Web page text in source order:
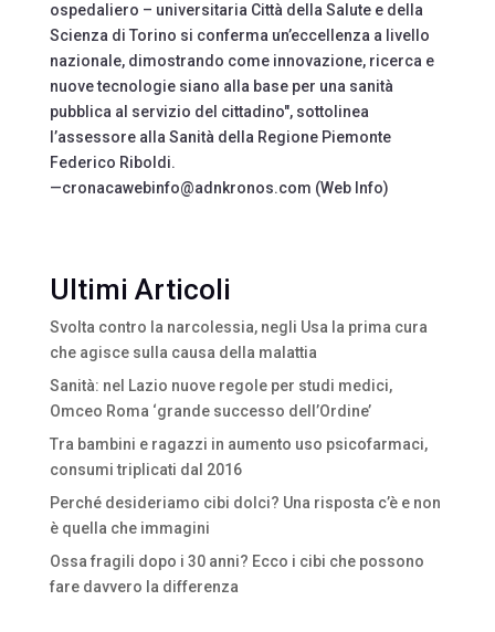
ospedaliero – universitaria Città della Salute e della
Scienza di Torino si conferma un’eccellenza a livello
nazionale, dimostrando come innovazione, ricerca e
nuove tecnologie siano alla base per una sanità
pubblica al servizio del cittadino", sottolinea
l’assessore alla Sanità della Regione Piemonte
Federico Riboldi.
—cronacawebinfo@adnkronos.com (Web Info)
Ultimi Articoli
Svolta contro la narcolessia, negli Usa la prima cura
che agisce sulla causa della malattia
Sanità: nel Lazio nuove regole per studi medici,
Omceo Roma ‘grande successo dell’Ordine’
Tra bambini e ragazzi in aumento uso psicofarmaci,
consumi triplicati dal 2016
Perché desideriamo cibi dolci? Una risposta c’è e non
è quella che immagini
Ossa fragili dopo i 30 anni? Ecco i cibi che possono
fare davvero la differenza